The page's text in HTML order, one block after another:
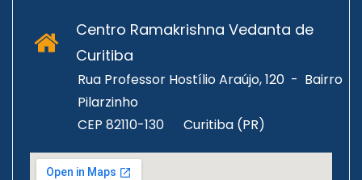
Centro Ramakrishna Vedanta de
Curitiba
Rua Professor Hostílio Araújo, 120 - Bairro
Pilarzinho
CEP 82110-130 Curitiba (PR)